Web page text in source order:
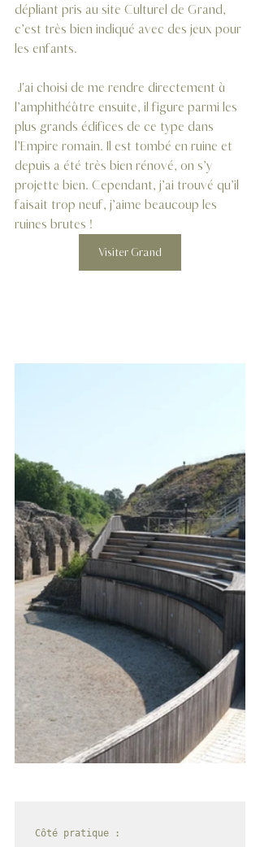
dépliant pris au site Culturel de Grand,
c’est très bien indiqué avec des jeux pour
les enfants.
l’amphithéâtre ensuite, il figure parmi les
plus grands édifices de ce type dans
l’Empire romain. Il est tombé en ruine et
depuis a été très bien rénové, on s’y
projette bien. Cependant, j’ai trouvé qu’il
faisait trop neuf, j’aime beaucoup les
ruines brutes !
Visiter Grand
Côté pratique :